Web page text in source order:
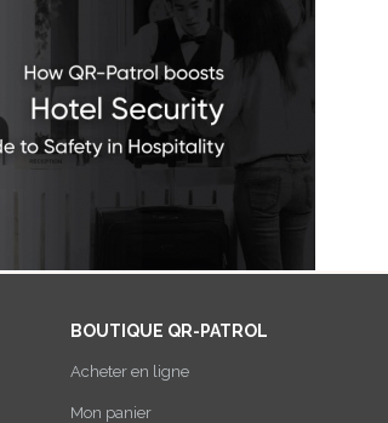
BOUTIQUE QR-PATROL
Acheter en ligne
Mon panier